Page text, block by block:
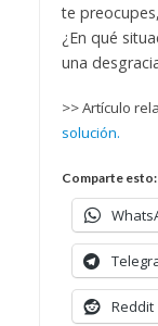
te
¿En qué
una
>> Artículo
solución.
Comparte esto:
Reddit